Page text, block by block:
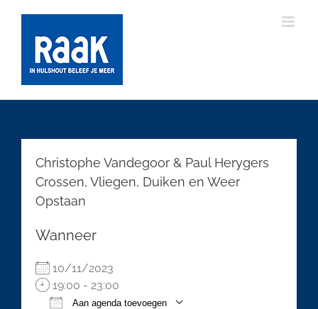
inhoud
Christophe Vandegoor & Paul Herygers
Crossen, Vliegen, Duiken en Weer
Opstaan
Wanneer
10/11/2023
19:00 - 23:00
Aan agenda toevoegen